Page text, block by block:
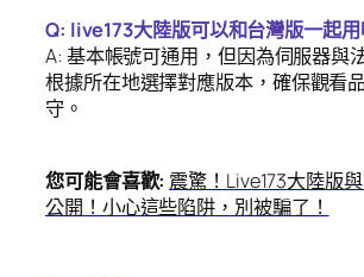
Q: live173大陸版可以和台灣版一起用
A: 基本帳號可通用，但因為伺服器與
根據所在地選擇對應版本，確保觀看
守。
您可能會喜歡: 震驚！Live173大陸版
公開！小心這些陷阱，別被騙了！